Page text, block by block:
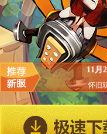
11月
怀旧